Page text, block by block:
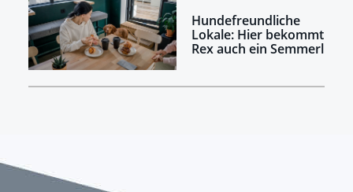
Hundefreundliche
Lokale: Hier bekommt
Rex auch ein Semmerl